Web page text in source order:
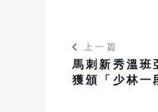
上一篇
馬刺新秀溫班
獲頒「少林一